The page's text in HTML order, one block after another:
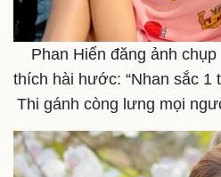
Sức khỏe
Dinh dưỡng - món ngon
Cây thuốc
Sản phụ khoa
Nhi khoa
Nam khoa
Phan Hiển đăng ảnh
thích hài hước: “Nhan sắc 1
Thi gánh còng lưng mọi